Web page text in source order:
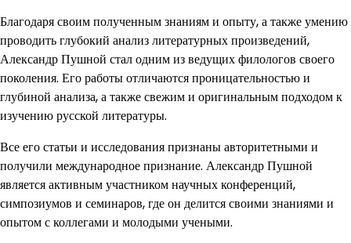
Благодаря своим полученным знаниям и опыту, а также умению
проводить глубокий анализ литературных произведений,
Александр Пушной стал одним из ведущих филологов своего
поколения. Его работы отличаются проницательностью и
глубиной анализа, а также свежим и оригинальным подходом к
изучению русской литературы.
Все его статьи и исследования признаны авторитетными и
получили международное признание. Александр Пушной
является активным участником научных конференций,
симпозиумов и семинаров, где он делится своими знаниями и
опытом с коллегами и молодыми учеными.